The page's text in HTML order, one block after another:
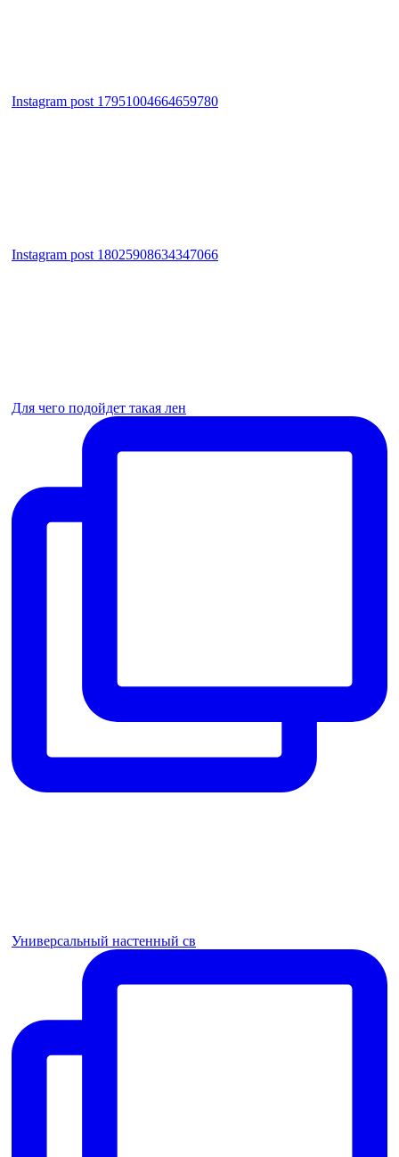
Instagram post 17951004664659780
Instagram post 18025908634347066
Для чего подойдет такая лен
Универсальный настенный св